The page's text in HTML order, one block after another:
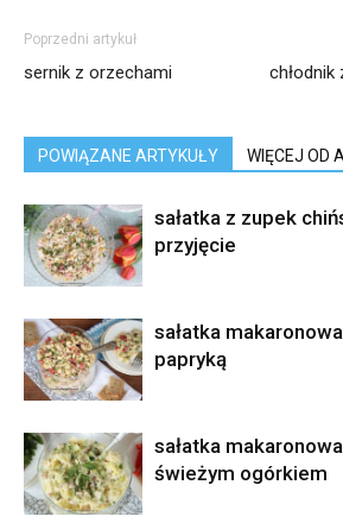
Poprzedni artykuł
sernik z orzechami
POWIĄZANE ARTYKUŁY WIĘCEJ OD
sałatka z zupek
przyjęcie
sałatka
papryką
sałatka
świeżym ogórkiem